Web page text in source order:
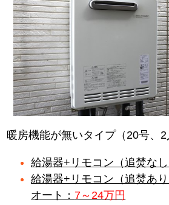
暖房機能が無いタイプ（20号、2
給湯器+リモコン（追焚な
給湯器+リモコン（追焚あり
オート： 7～24万円